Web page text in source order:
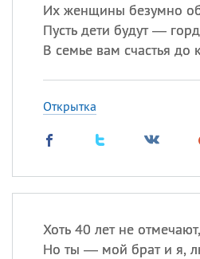
Их женщины безумно
Пусть дети будут —
В семье вам счастья до
Открытка
Хоть 40 лет не отмечают,
Но ты — мой брат и я,